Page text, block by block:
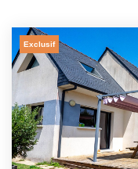
Exclusif